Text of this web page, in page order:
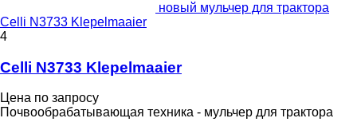
новый мульчер для трактора
Celli N3733 Klepelmaaier
4
Celli N3733 Klepelmaaier
Цена по запросу
Почвообрабатывающая техника - мульчер для трактора